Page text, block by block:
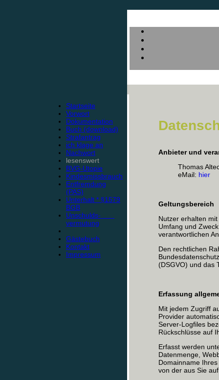
Startseite
Vorwort
Dokumentation
Buch (download)
Strafantrag
ich klage an
Nachwort
lesenswert
BVG-Utopie
Kindesmissbrauch
Entfremdung
(PAS)
Unterhalt * §1579
BGB
Unschulds-
vermutung
Gästebuch
Kontakt
Impressum
Anbieter und
Thomas
eMail: hier
Geltungsbereich
Nutzer erhalten
Umfang und
verantwortlichen
Den rechtlichen
(DSGVO) und das
Erfassung
Mit jedem Zugriff
Provider
Server-Logfiles
Rückschlüsse auf
Erfasst werden
Datenmenge,
Domainname
von der aus Sie